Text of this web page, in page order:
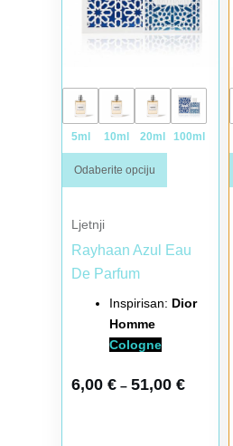
5ml 10ml 20ml 100ml
Odaberite opciju
Ljetnji
Rayhaan Azul Eau
De Parfum
Inspirisan: Dior
Homme
Cologne
6,00 € – 51,00 €